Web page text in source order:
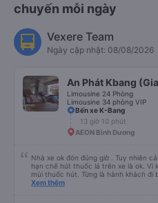
chuyến mỗi ngày
Vexere Team
Ngày cập nhật: 08/08/2026
An Phát Kbang
Limousine 24 Phòng
Limousine 34 phòng VIP
Bến xe K-Bang
13 giờ 10 phút
AEON Bình Dương
Nhà xe ok đón đúng giờ . Tuy nhiên
hạn chế hút thuốc lá trên xe là ok. Vì
mùi thuốc hút. Từng là hành khách đi
, nhưng hãy theo cách vận hành của
Xem thêm